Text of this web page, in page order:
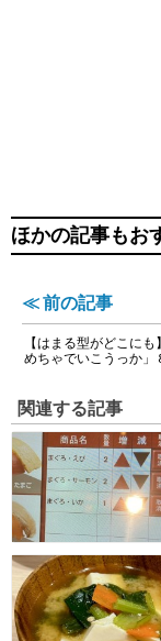
ほかの記事もお
≪ 前の記事
【はまる型がどこに
めちゃでいこうっか」
関連する記事